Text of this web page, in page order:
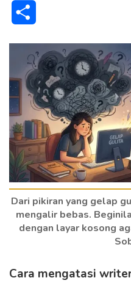
Dari pikiran yang gelap
mengalir bebas.
dengan layar kosong
Cara mengatasi